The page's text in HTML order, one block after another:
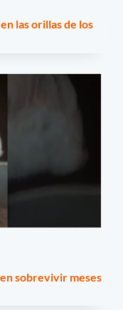
las orillas de los
sobrevivir meses